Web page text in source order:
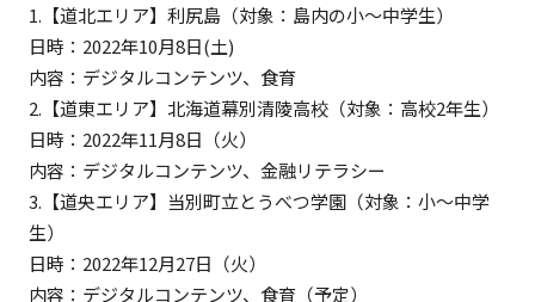
1.【道北エリア】利尻島（対象：島内の小～中学生）
日時：2022年10月8日(土)
内容：デジタルコンテンツ、食育
2.【道東エリア】北海道幕別清陵高校（対象：高校2年生）
日時：2022年11月8日（火）
内容：デジタルコンテンツ、金融リテラシー
3.【道央エリア】当別町立とうべつ学園（対象：小～中学
生）
日時：2022年12月27日（火）
内容：デジタルコンテンツ、食育（予定）